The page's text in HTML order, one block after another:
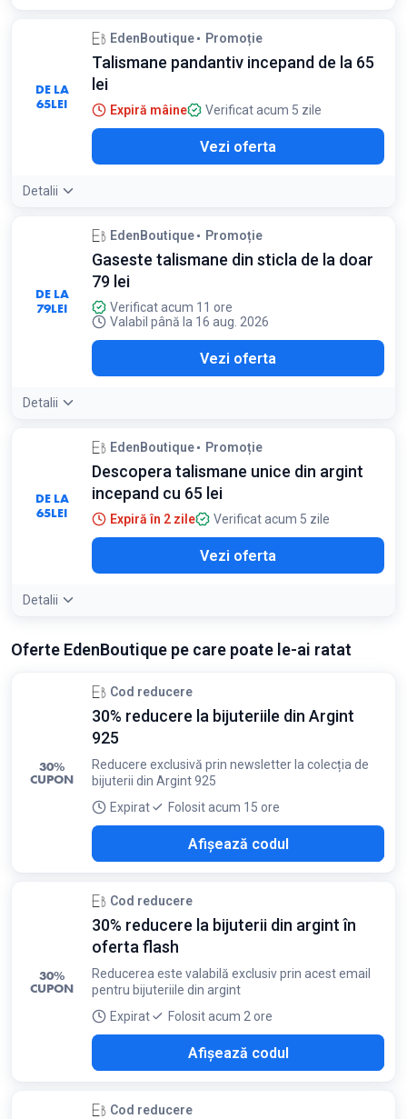
DE LA
65LEI
EdenBoutique Promoție
Talismane pandantiv incepand de la 65
lei
Expiră mâine Verificat acum 5 zile
Vezi oferta
Detalii
DE LA
79LEI
EdenBoutique Promoție
Gaseste talismane din sticla de la doar
79 lei
Verificat acum 11 ore
Valabil până la 16 aug. 2026
Vezi oferta
Detalii
DE LA
65LEI
EdenBoutique Promoție
Descopera talismane unice din argint
incepand cu 65 lei
Expiră în 2 zile Verificat acum 5 zile
Vezi oferta
Detalii
Oferte EdenBoutique pe care poate le-ai ratat
30%
CUPON
Cod reducere
30% reducere la bijuteriile din Argint
925
Reducere exclusivă prin newsletter la colecția de
bijuterii din Argint 925
Expirat
Folosit acum 15 ore
Afișează codul
30%
CUPON
Cod reducere
30% reducere la bijuterii din argint în
oferta flash
Reducerea este valabilă exclusiv prin acest email
pentru bijuteriile din argint
Expirat
Folosit acum 2 ore
Afișează codul
Cod reducere